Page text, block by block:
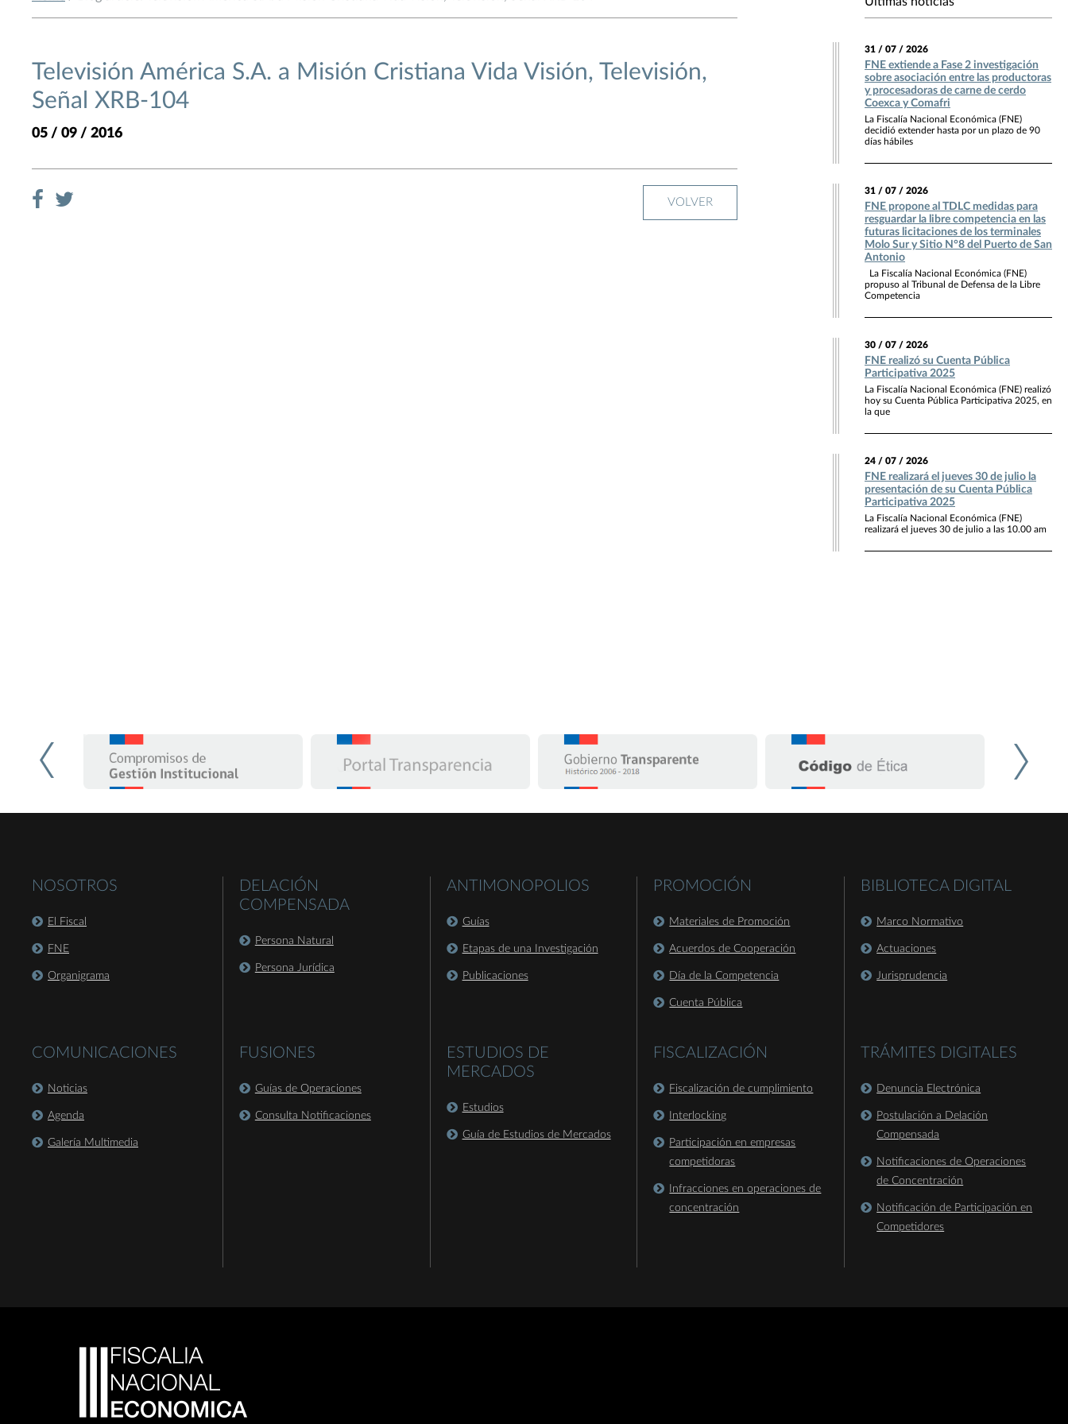
Televisión América S.A. a Misión Cristiana Vida Visión, Televisión,
Señal XRB-104
05 / 09 / 2016
VOLVER
31 / 07 / 2026
FNE extiende a Fase 2 investigación
sobre asociación entre las productoras
y procesadoras de carne de cerdo
Coexca y Comafri
La Fiscalía Nacional Económica (FNE)
decidió extender hasta por un plazo de 90
días hábiles
31 / 07 / 2026
FNE propone al TDLC medidas para
resguardar la libre competencia en las
futuras licitaciones de los terminales
Molo Sur y Sitio N°8 del Puerto de San
Antonio
La Fiscalía Nacional Económica (FNE)
propuso al Tribunal de Defensa de la Libre
Competencia
30 / 07 / 2026
FNE realizó su Cuenta Pública
Participativa 2025
La Fiscalía Nacional Económica (FNE) realizó
hoy su Cuenta Pública Participativa 2025, en
la que
24 / 07 / 2026
FNE realizará el jueves 30 de julio la
presentación de su Cuenta Pública
Participativa 2025
La Fiscalía Nacional Económica (FNE)
realizará el jueves 30 de julio a las 10.00 am
NOSOTROS
El Fiscal
FNE
Organigrama
COMUNICACIONES
Noticias
Agenda
Galería Multimedia
DELACIÓN
COMPENSADA
Persona Natural
Persona Jurídica
FUSIONES
Guías de Operaciones
Consulta Notificaciones
ANTIMONOPOLIOS
Guías
Etapas de una Investigación
Publicaciones
ESTUDIOS DE
MERCADOS
Estudios
Guía de Estudios de Mercados
PROMOCIÓN
Materiales de Promoción
Acuerdos de Cooperación
Día de la Competencia
Cuenta Pública
FISCALIZACIÓN
Fiscalización de cumplimiento
Interlocking
Participación en empresas
competidoras
Infracciones en operaciones de
concentración
BIBLIOTECA DIGITAL
Marco Normativo
Actuaciones
Jurisprudencia
TRÁMITES DIGITALES
Denuncia Electrónica
Postulación a Delación
Compensada
Notificaciones de Operaciones
de Concentración
Notificación de Participación en
Competidores